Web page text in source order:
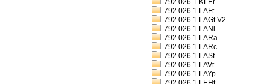
792.026.1 KLEr
792.026.1 LAFt
792.026.1 LAGt V2
792.026.1 LANl
792.026.1 LARa
792.026.1 LARc
792.026.1 LASf
792.026.1 LAVt
792.026.1 LAYp